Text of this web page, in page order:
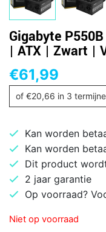
Gigabyte
| ATX | Zwart |
€61,99
of €20,66 in 3
Kan worden
Kan worden
Dit product
2 jaar garantie
Op voorraad?
Niet op voorraad